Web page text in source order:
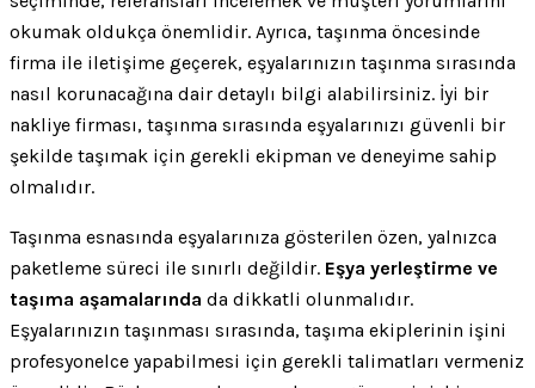
okumak oldukça önemlidir. Ayrıca, taşınma öncesinde
firma ile iletişime geçerek, eşyalarınızın taşınma sırasında
nasıl korunacağına dair detaylı bilgi alabilirsiniz. İyi bir
nakliye firması, taşınma sırasında eşyalarınızı güvenli bir
şekilde taşımak için gerekli ekipman ve deneyime sahip
olmalıdır.
Taşınma esnasında eşyalarınıza gösterilen özen, yalnızca
paketleme süreci ile sınırlı değildir. Eşya yerleştirme ve
taşıma aşamalarında da dikkatli olunmalıdır.
Eşyalarınızın taşınması sırasında, taşıma ekiplerinin işini
profesyonelce yapabilmesi için gerekli talimatları vermeniz